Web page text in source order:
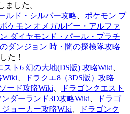
ました。
ルド・シルバー攻略
ポケモン ブ
ポケモン オメガルビー・アルファ
ダイヤモンド・パール・プラチ
ダンジョン 時・闇の探検隊攻略
た！
スト6 幻の大地(DS版) 攻略Wiki
Wiki
ドラクエ8（3DS版）攻略
ード攻略Wiki
ドラゴンクエスト
ダーランド3D攻略Wiki
ドラゴ
ョーカー攻略Wiki
ドラゴンク